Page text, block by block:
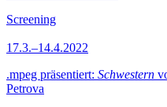
Screening
17.3.–14.4.2022
.mpeg präsentiert: Schwestern
Petrova